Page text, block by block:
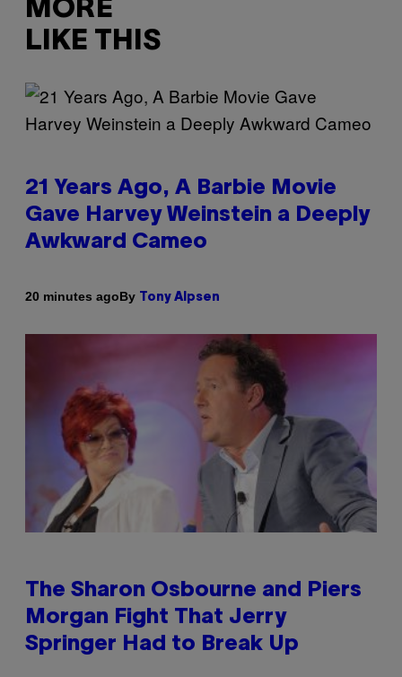
MORE
LIKE THIS
21 Years Ago, A Barbie Movie
Gave Harvey Weinstein a Deeply
Awkward Cameo
20 minutes agoBy Tony Alpsen
The Sharon Osbourne and Piers
Morgan Fight That Jerry
Springer Had to Break Up